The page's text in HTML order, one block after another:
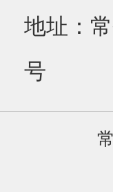
地址：
号